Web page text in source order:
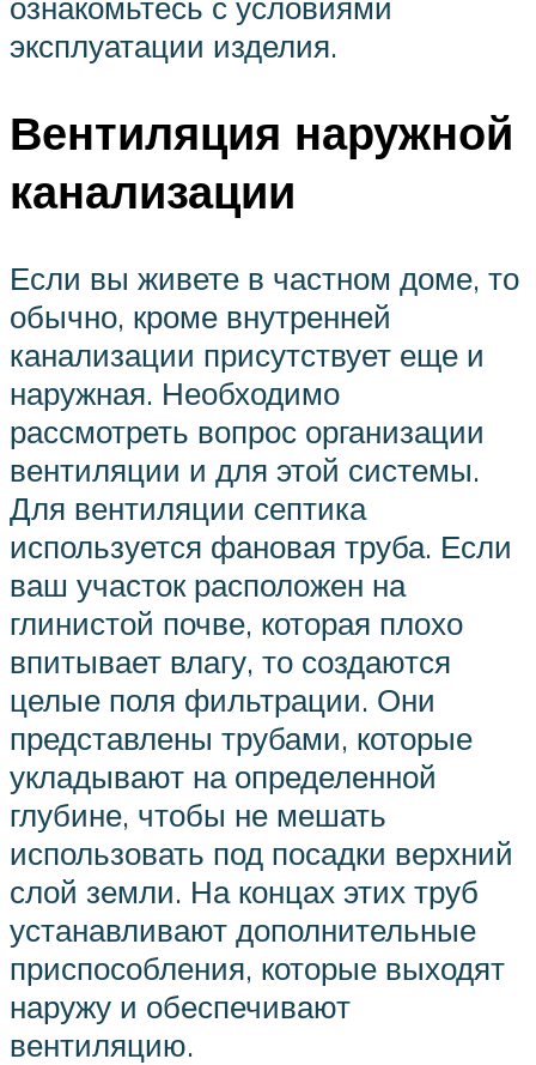
эксплуатации изделия.
Вентиляция наружной
канализации
Если вы живете в частном доме, то
обычно, кроме внутренней
канализации присутствует еще и
наружная. Необходимо
рассмотреть вопрос организации
вентиляции и для этой системы.
Для вентиляции септика
используется фановая труба. Если
ваш участок расположен на
глинистой почве, которая плохо
впитывает влагу, то создаются
целые поля фильтрации. Они
представлены трубами, которые
укладывают на определенной
глубине, чтобы не мешать
использовать под посадки верхний
слой земли. На концах этих труб
устанавливают дополнительные
приспособления, которые выходят
наружу и обеспечивают
вентиляцию.